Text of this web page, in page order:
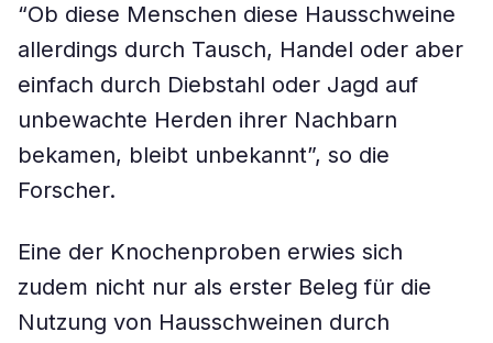
“Ob diese Menschen diese Hausschweine
allerdings durch Tausch, Handel oder aber
einfach durch Diebstahl oder Jagd auf
unbewachte Herden ihrer Nachbarn
bekamen, bleibt unbekannt”, so die
Forscher.
Eine der Knochenproben erwies sich
zudem nicht nur als erster Beleg für die
Nutzung von Hausschweinen durch